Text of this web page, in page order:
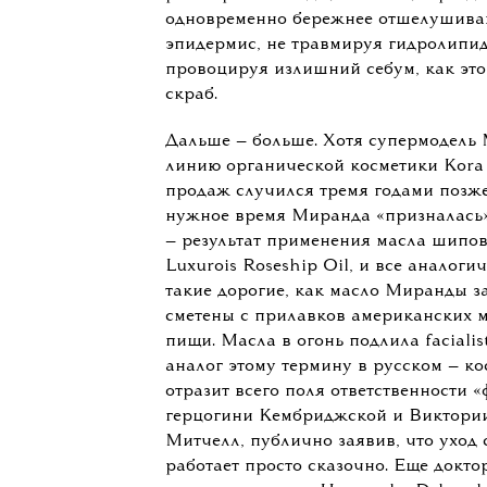
микроэлементы,
другие
Тогда же ведущие специалисты
доносить до нас, что лучше всего
подходит именно масло, а не крем.
растворять липиды, а значит,
одновременно бережнее
эпидермис, не травмируя
провоцируя излишний себум, как
скраб.
Дальше — больше. Хотя
линию органической косметики
продаж случился тремя годами
нужное время Миранда
— результат применения масла